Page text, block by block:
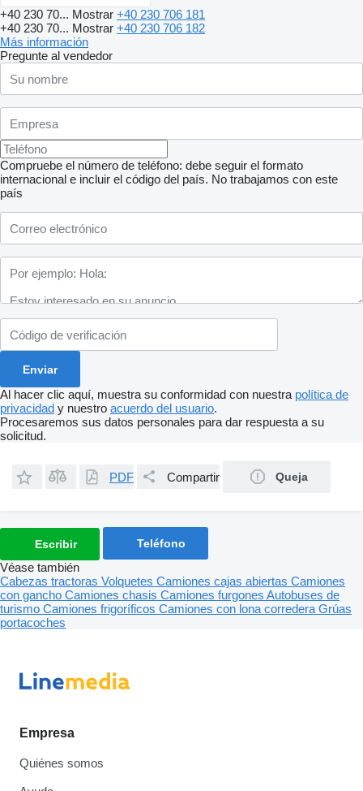
+40 230 70... Mostrar +40 230 706 181
+40 230 70... Mostrar +40 230 706 182
Más información
Pregunte al vendedor
Compruebe el número de teléfono: debe seguir el formato
internacional e incluir el código del país. No trabajamos con este
país
Al hacer clic aquí, muestra su conformidad con nuestra política de
privacidad y nuestro acuerdo del usuario.
Procesaremos sus datos personales para dar respuesta a su
solicitud.
PDF Compartir Queja
Escribir Teléfono
Véase también
Cabezas tractoras Volquetes Camiones cajas abiertas Camiones
con gancho Camiones chasis Camiones furgones Autobuses de
turismo Camiones frigoríficos Camiones con lona corredera Grúas
portacoches
Empresa
Quiénes somos